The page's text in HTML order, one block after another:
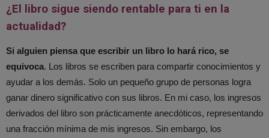
¿El libro sigue siendo rentable para ti en la
actualidad?
Si alguien piensa que escribir un libro lo hará rico, se
equivoca. Los libros se escriben para compartir conocimientos y
ayudar a los demás. Solo un pequeño grupo de personas logra
ganar dinero significativo con sus libros. En mi caso, los ingresos
derivados del libro son prácticamente anecdóticos, representando
una fracción mínima de mis ingresos. Sin embargo, los